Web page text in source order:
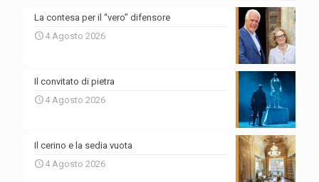
La contesa per il “vero” difensore
4 Agosto 2026
Il convitato di pietra
4 Agosto 2026
Il cerino e la sedia vuota
4 Agosto 2026